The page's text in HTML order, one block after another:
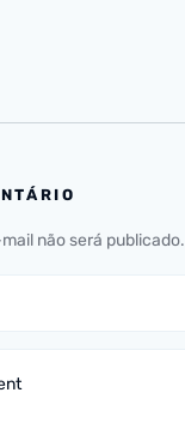
não será publicado.